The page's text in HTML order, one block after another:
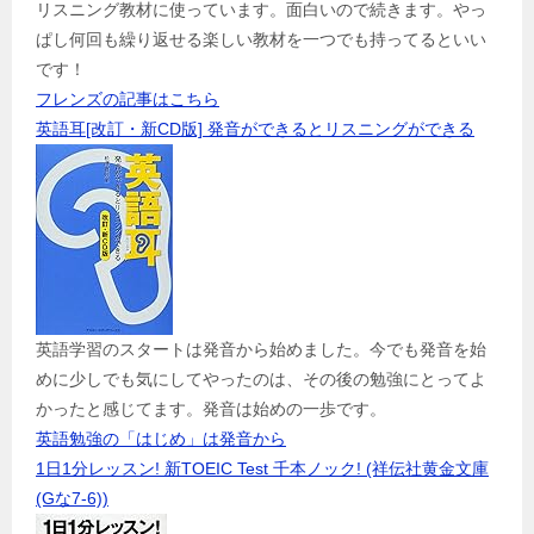
リスニング教材に使っています。面白いので続きます。やっ
ぱし何回も繰り返せる楽しい教材を一つでも持ってるといい
です！
フレンズの記事はこちら
英語耳[改訂・新CD版] 発音ができるとリスニングができる
英語学習のスタートは発音から始めました。今でも発音を始
めに少しでも気にしてやったのは、その後の勉強にとってよ
かったと感じてます。発音は始めの一歩です。
英語勉強の「はじめ」は発音から
1日1分レッスン! 新TOEIC Test 千本ノック! (祥伝社黄金文庫
(Gな7-6))